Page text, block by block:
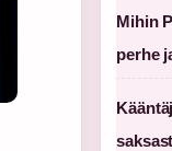
Mihin
perhe